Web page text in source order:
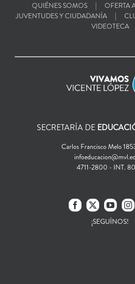
QUIÉNES SOMOS
OFERTA
JUVENTUDES Y CIUDADANÍA
VIDEOTECA
SECRETARÍA DE
Carlos Francisco Melo
4711-2800 - INT.
¡SEGUÍNOS!